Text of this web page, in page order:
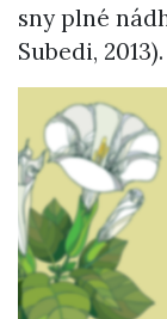
sny plné
Subedi, 2013).